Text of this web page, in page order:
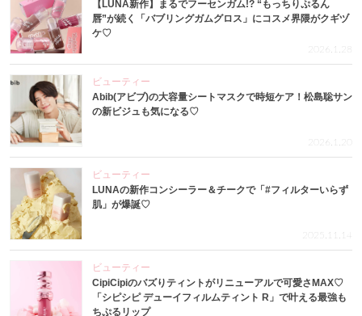
【LUNA新作】まるでフーセンガム!? “もっちりぷるん
唇”が続く「バブリングガムグロス」にコスメ界隈がクギヅ
ケ♡
2026.1.28
ビューティー
Abib(アビブ)の大容量シートマスクで時短ケア！松島聡サン
の新ビジュも気になる♡
2026.1.20
ビューティー
LUNAの新作コンシーラー＆チークで「#フィルターいらず
肌」が爆誕♡
2025.11.14
ビューティー
CipiCipiのバズりティントがリニューアルで可愛さMAX♡
「シピシピ デューイフィルムティント R」で叶える最強も
ちぷるリップ